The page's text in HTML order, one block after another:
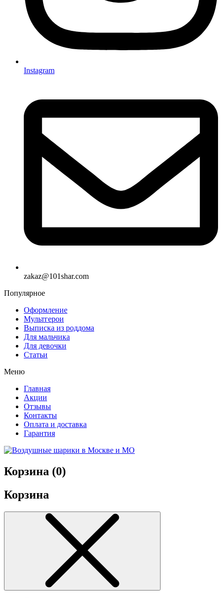
Instagram
zakaz@101shar.com
Популярное
Оформление
Мультгерои
Выписка из роддома
Для мальчика
Для девочки
Статьи
Меню
Главная
Акции
Отзывы
Контакты
Оплата и доставка
Гарантия
Корзина (0)
Корзина